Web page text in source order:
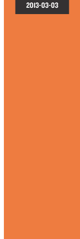
2013-03-03